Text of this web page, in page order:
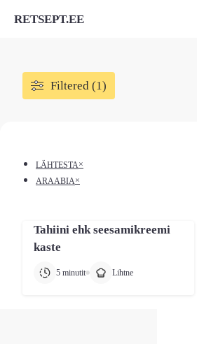
RETSEPT.EE
Filtered (1)
LÄHTESTA×
ARAABIA×
Tahiini ehk seesamikreemi
kaste
5 minutit Lihtne